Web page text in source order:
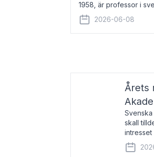
1958, är professor i
år 2000 på
2026-06-08
Årets
skall
äger